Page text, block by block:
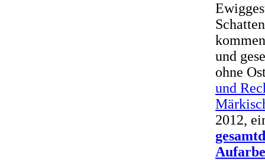
und
ohne
und
2012,